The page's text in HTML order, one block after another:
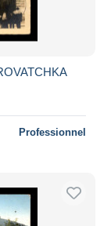
Professionnel